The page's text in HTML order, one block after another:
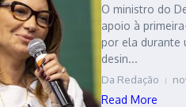
O ministro do
apoio à
por ela durante
desin...
Da Redação
Read More